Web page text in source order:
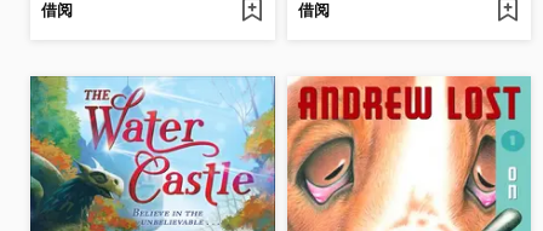
借阅 借阅